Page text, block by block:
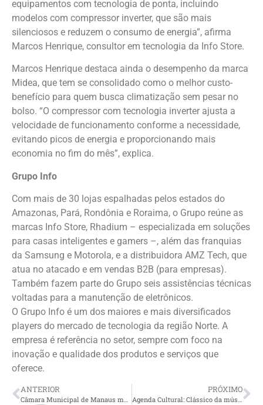
equipamentos com tecnologia de ponta, incluindo
modelos com compressor inverter, que são mais
silenciosos e reduzem o consumo de energia”, afirma
Marcos Henrique, consultor em tecnologia da Info Store.
Marcos Henrique destaca ainda o desempenho da marca
Midea, que tem se consolidado como o melhor custo-
benefício para quem busca climatização sem pesar no
bolso. “O compressor com tecnologia inverter ajusta a
velocidade de funcionamento conforme a necessidade,
evitando picos de energia e proporcionando mais
economia no fim do mês”, explica.
Grupo Info
Com mais de 30 lojas espalhadas pelos estados do
Amazonas, Pará, Rondônia e Roraima, o Grupo reúne as
marcas Info Store, Rhadium – especializada em soluções
para casas inteligentes e gamers –, além das franquias
da Samsung e Motorola, e a distribuidora AMZ Tech, que
atua no atacado e em vendas B2B (para empresas).
Também fazem parte do Grupo seis assistências técnicas
voltadas para a manutenção de eletrônicos.
O Grupo Info é um dos maiores e mais diversificados
players do mercado de tecnologia da região Norte. A
empresa é referência no setor, sempre com foco na
inovação e qualidade dos produtos e serviços que
oferece.
ANTERIOR
Câmara Municipal de Manaus mantém funcionamento administrativo durante recesso parlamentar
PRÓXIMO
Agenda Cultural: Clássico da música erudita, Carmina Burana será apresentado neste sábado, no Teatro Amazonas